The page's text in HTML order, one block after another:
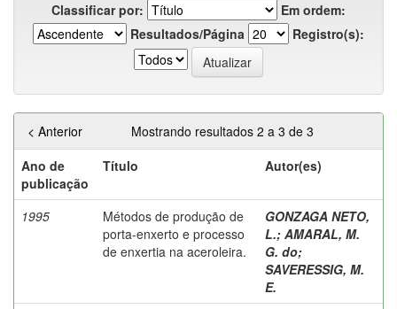
Classificar por:
Em ordem:
Resultados/Página
Registro(s):
Mostrando resultados 2 a 3 de 3
< Anterior
Ano de
publicação
Título Autor(es)
1995
Métodos de produção de
porta-enxerto e processo
de enxertia na aceroleira.
GONZAGA NETO,
L.; AMARAL, M.
G. do;
SAVERESSIG, M.
E.